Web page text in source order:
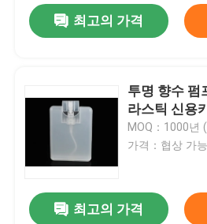
제품
동영상
우리에 대하여
최고의 가격
투명 향수 펌
라스틱 신용
MOQ：1000년
가격：협상 가능
최고의 가격